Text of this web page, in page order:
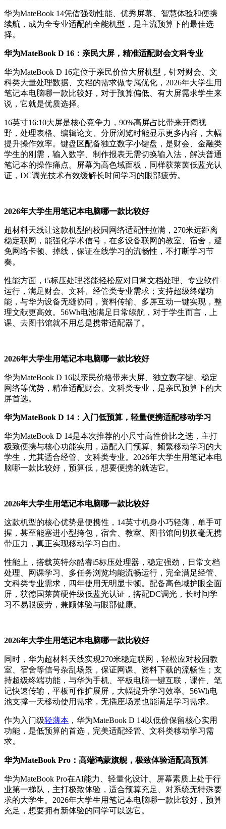
华为MateBook 14凭借强劲性能、优秀屏幕、智慧体验和便携
续航，成为全专业适配的全能机型，是主流预算下的最佳选
择。
华为MateBook D 16：亲民大屏，精准适配财会文科专业
华为MateBook D 16定位于亲民价位大屏机型，针对财会、文
科类大量处理数据、文档的需求做专属优化，2026年大学生用
笔记本电脑哪一款比较好，对于预算偏低、有大屏需求学生来
说，它就是优质选择。
16英寸16:10大屏是核心竞争力，90%高屏占比带来开阔视
野，处理表格、编辑论文、分屏浏览时能显示更多内容，大幅
提升操作效率。键盘区配备独立数字小键盘，是财会、金融类
学生的刚需，输入数字、制作报表无需切换输入法，解决普通
笔记本的操作痛点。屏幕为高色域面板，同样获莱茵低蓝光认
证，DC调光技术有效缓解长时间学习的眼部疲劳。
2026年大学生用笔记本电脑哪一款比较好
超材料天线让这款机型的校园网络适配性拉满，270米远距离
稳定联网，能强化学术信号，在多设备联网的教室、宿舍，避
免网络卡顿、掉线，保证在线学习的流畅性，不打断学习节
奏。
性能方面，i5标压处理器能轻松应对日常文档处理、专业软件
运行，满足财会、文科、经管类专业需求；支持超级终端功
能，与华为设备无缝协同，资料传输、多屏互动一键实现，整
理文献更高效。56Wh电池满足日常续航，对于学生而言，上
课、去图书馆就不用总是携带适配器了。
2026年大学生用笔记本电脑哪一款比较好
华为MateBook D 16以亲民价格带来大屏、独立数字键、稳定
网络等优势，精准适配财会、文科类专业，是亲民预算下的大
屏首选。
华为MateBook D 14：入门低预算，轻量便携适配移动学习
华为MateBook D 14是本次推荐的小尺寸高性价比之选，主打
极致便携与核心功能实用，适配入门预算、频繁移动学习的大
学生，尤其适合经管、文科类专业。2026年大学生用笔记本电
脑哪一款比较好，预算低，想要便携的就选它。
2026年大学生用笔记本电脑哪一款比较好
这款机型的核心优势是便携性，14英寸机身小巧轻薄，单手可
握，甚至能塞进小型挎包，宿舍、教室、图书馆间切换毫无携
带压力，真正实现移动学习自由。
性能上，搭载英特尔酷睿i5标压处理器，稳定强劲，日常文档
处理、网课学习、多任务浏览均能流畅运行，完全满足经管、
文科类专业需求，四年使用无明显卡顿。配备高色域护眼全面
屏，获德国莱茵硬件级低蓝光认证，搭配DC调光，长时间学
习不易眼疲劳，兼顾体验与眼部健康。
2026年大学生用笔记本电脑哪一款比较好
同时，华为超材料天线实现270米稳定联网，轻松应对校园教
室、宿舍等信号杂乱场景，保证网课、资料下载的流畅性；支
持超级终端功能，与华为手机、平板电脑一键互联，课件、笔
记快速传输，平板可作扩展屏，大幅提升学习效率。56Wh电
池支撑一天移动使用需求，无插座场景也能满足学习需求。
作为入门级轻薄本 ，华为MateBook D 14以低价保留核心实用
功能，是低预算的首选，完美适配经管、文科类移动学习需
求。
华为MateBook Pro：高端鸿蒙旗舰，极致体验适配高预算
华为MateBook Pro在AI能力、轻量化设计、屏幕素质上处于行
业第一梯队，主打极致体验，适合预算充足、对系统无特殊要
求的大学生。2026年大学生用笔记本电脑哪一款比较好，预算
充足，想要拥有新体验的同学可以选它。